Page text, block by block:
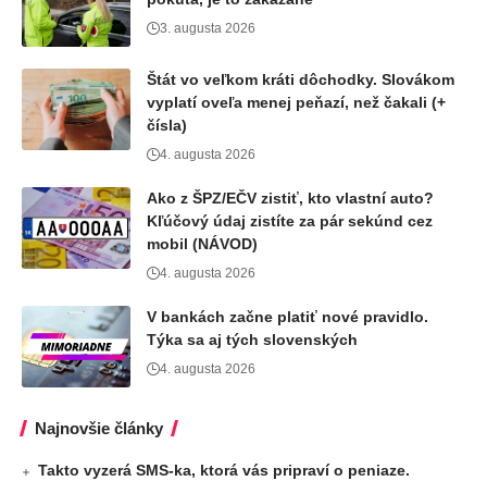
3. augusta 2026
Štát vo veľkom kráti dôchodky. Slovákom
vyplatí oveľa menej peňazí, než čakali (+
čísla)
4. augusta 2026
Ako z ŠPZ/EČV zistiť, kto vlastní auto?
Kľúčový údaj zistíte za pár sekúnd cez
mobil (NÁVOD)
4. augusta 2026
V bankách začne platiť nové pravidlo.
Týka sa aj tých slovenských
4. augusta 2026
Najnovšie články
Takto vyzerá SMS-ka, ktorá vás pripraví o peniaze.